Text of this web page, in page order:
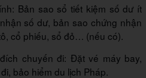
Bản sao sổ tiết kiệm số dư ít
số dư, bản sao chứng nhận
cổ phiếu, sổ đỏ… (nếu có).
chuyến đi: Đặt vé máy bay,
bảo hiểm du lịch Pháp.